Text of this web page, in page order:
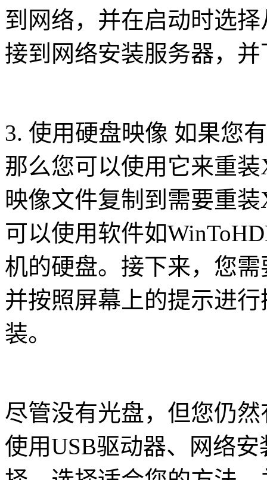
到网络，并在启动时选
接到网络安装服务器，
3. 使用硬盘映像 如果您
那么您可以使用它来重
映像文件复制到需要重
可以使用软件如
机的硬盘。接下来，您
并按照屏幕上的提示进
装。
尽管没有光盘，但您仍
使用USB驱动器、网络